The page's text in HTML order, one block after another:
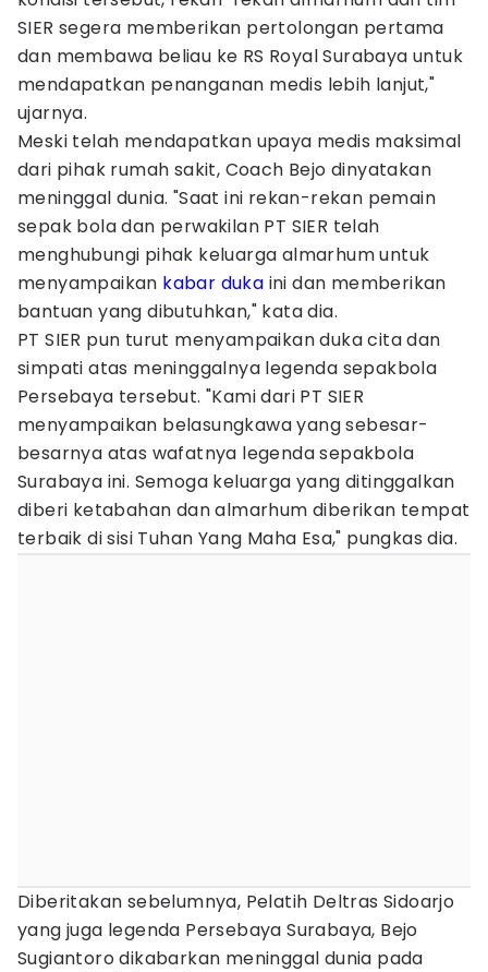
SIER segera memberikan pertolongan pertama
dan membawa beliau ke RS Royal Surabaya untuk
mendapatkan penanganan medis lebih lanjut,"
ujarnya.
Meski telah mendapatkan upaya medis maksimal
dari pihak rumah sakit, Coach Bejo dinyatakan
meninggal dunia. "Saat ini rekan-rekan pemain
sepak bola dan perwakilan PT SIER telah
menghubungi pihak keluarga almarhum untuk
menyampaikan kabar duka ini dan memberikan
bantuan yang dibutuhkan," kata dia.
PT SIER pun turut menyampaikan duka cita dan
simpati atas meninggalnya legenda sepakbola
Persebaya tersebut. "Kami dari PT SIER
menyampaikan belasungkawa yang sebesar-
besarnya atas wafatnya legenda sepakbola
Surabaya ini. Semoga keluarga yang ditinggalkan
diberi ketabahan dan almarhum diberikan tempat
terbaik di sisi Tuhan Yang Maha Esa," pungkas dia.
Diberitakan sebelumnya, Pelatih Deltras Sidoarjo
yang juga legenda Persebaya Surabaya, Bejo
Sugiantoro dikabarkan meninggal dunia pada